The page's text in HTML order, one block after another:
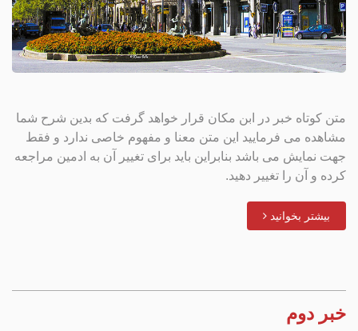
متن کوتاه خبر در ابن مکان قرار خواهد گرفت که بدین شرح شما
مشاهده می فرمایید این متن معنا و مفهوم خاصی ندارد و فقط
جهت نمایش می باشد بنابراین باید برای تغییر آن به ادمین مراجعه
کرده و آن را تغییر دهید.
بیشتر بخوانید
خبر دوم